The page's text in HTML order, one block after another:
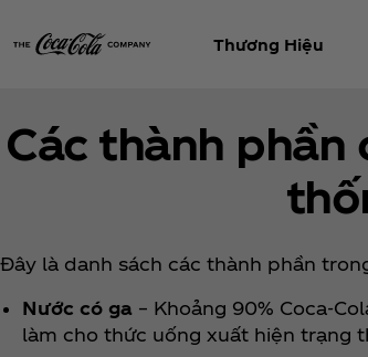
Thương Hiệu
Các thành phần
Đây là danh sách các thành phần
Nước có ga – Khoảng 90%
làm cho thức uống xuất hiện trạng